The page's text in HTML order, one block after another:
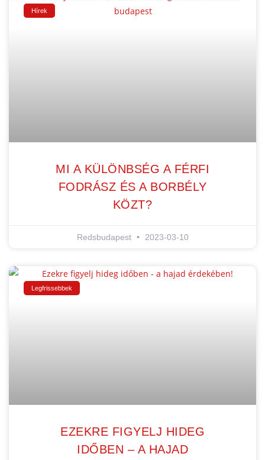
Hírek
MI A KÜLÖNBSÉG A FÉRFI
FODRÁSZ ÉS A BORBÉLY
KÖZT?
Redsbudapest 2023-03-10
Legfrissebbek
EZEKRE FIGYELJ HIDEG
IDŐBEN – A HAJAD